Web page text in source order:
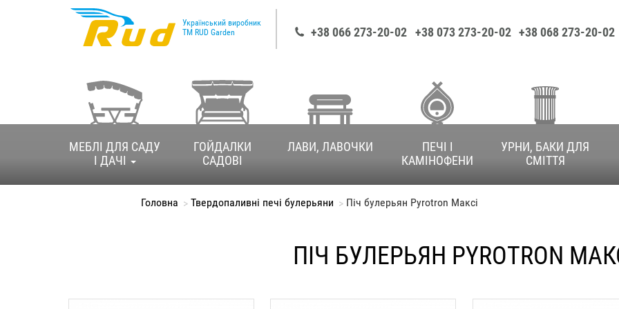
Український виробник
ТМ RUD Garden
+38 066 273-20-02 +38 073 273-20-02 +38 068 273-20-02
навигация
МЕБЛІ ДЛЯ САДУ
І ДАЧІ
ГОЙДАЛКИ
САДОВІ
ЛАВИ, ЛАВОЧКИ
ПЕЧІ І
КАМІНОФЕНИ
УРНИ, БАКИ ДЛЯ
СМІТТЯ
Головна Твердопаливні печі булерьяни Піч булерьян Pyrotron Максі
ПІЧ БУЛЕРЬЯН PYROTRON